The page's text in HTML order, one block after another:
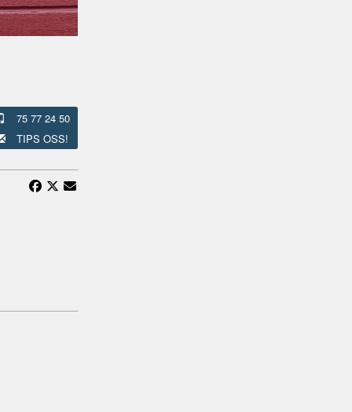
75 77 24 50
TIPS OSS!